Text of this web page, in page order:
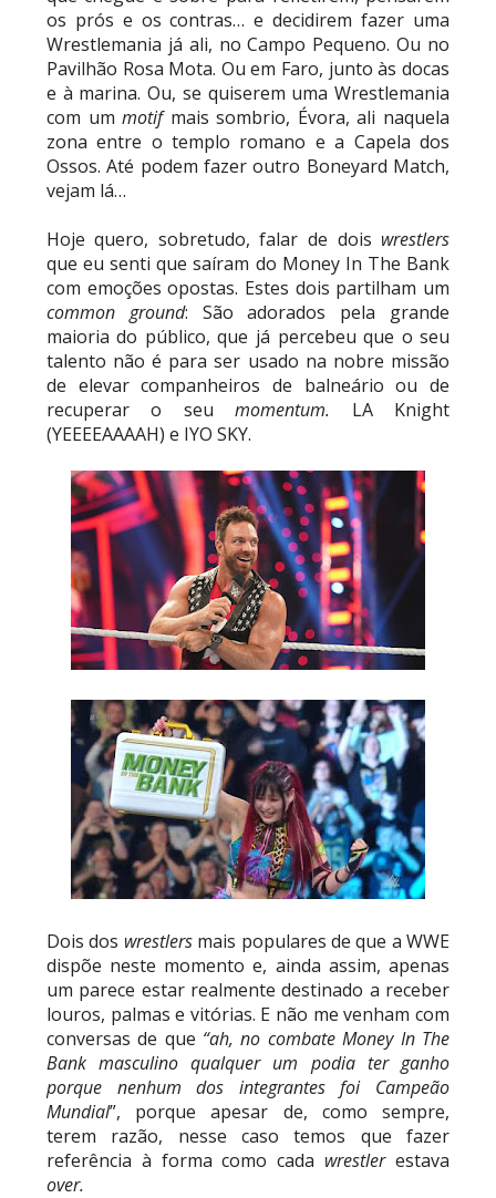
entre Adam Copeland e Young Bucks
Unknown-Aug 06 2026
WWE: Lola Vice despede-se do NXT após derrota
no Underground Match
SCSA867-Aug 06 2026
WWE: Bianca Belair e Montez Ford dão as boas-
vindas ao primeiro filho
SCSA867-Aug 05 2026
os prós e os contras… e decidirem fazer uma
Wrestlemania já ali, no Campo Pequeno. Ou no
Pavilhão Rosa Mota. Ou em Faro, junto às docas
e à marina. Ou, se quiserem uma Wrestlemania
com ummotif mais sombrio, Évora, ali naquela
zona entre o templo romano e a Capela dos
Ossos. Até podem fazer outro Boneyard Match,
vejam lá…
Hoje quero, sobretudo, falar de dois wrestlers
que eu senti que saíram do Money In The Bank
com emoções opostas. Estes dois partilham um
common ground: São adorados pela grande
maioria do público, que já percebeu que o seu
talento não é para ser usado na nobre missão
de elevar companheiros de balneário ou de
recuperar o seumomentum. LA Knight
(YEEEEAAAAH) e IYO SKY.
Dois dos wrestlers mais populares de que a WWE
dispõe neste momento e, ainda assim, apenas
um parece estar realmente destinado a receber
louros, palmas e vitórias. E não me venham com
conversas de que “ah, no combate Money In The
Bank masculino qualquer um podia ter ganho
porque nenhum dos integrantes foi Campeão
Mundial”, porque apesar de, como sempre,
terem razão, nesse caso temos que fazer
referência à forma como cada wrestlerestava
over.